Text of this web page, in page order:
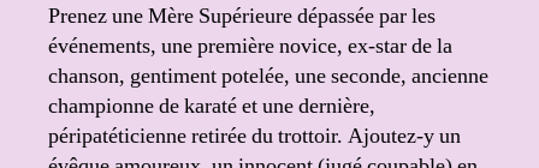
Prenez une Mère Supérieure dépassée par les
événements, une première novice, ex-star de la
chanson, gentiment potelée, une seconde, ancienne
championne de karaté et une dernière,
péripatéticienne retirée du trottoir. Ajoutez-y un